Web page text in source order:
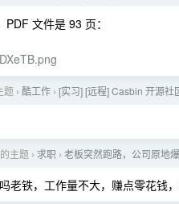
PDF 文件是 93 页：
题 › 酷工作 › [实习] [远程] Casbin 开源社
主题 › 求职 › 老板突然跑路，公司原地
老铁，工作量不大，赚点零花钱